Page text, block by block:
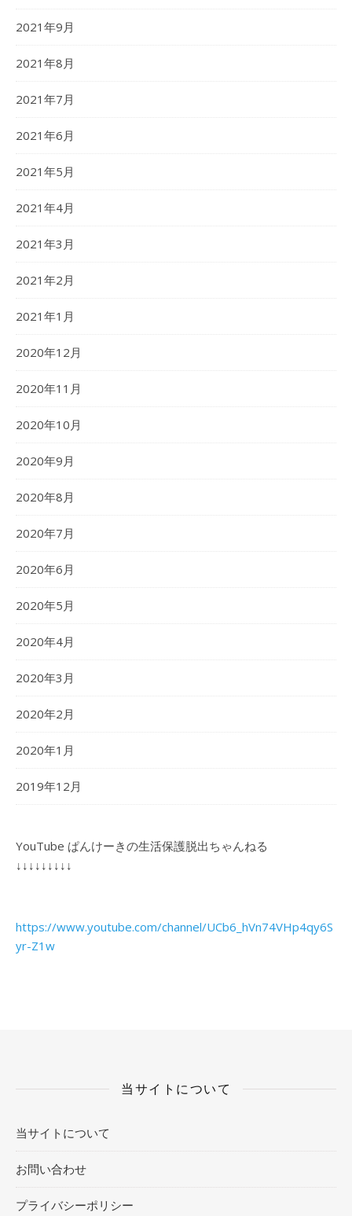
2021年9月
2021年8月
2021年7月
2021年6月
2021年5月
2021年4月
2021年3月
2021年2月
2021年1月
2020年12月
2020年11月
2020年10月
2020年9月
2020年8月
2020年7月
2020年6月
2020年5月
2020年4月
2020年3月
2020年2月
2020年1月
2019年12月
YouTube ぱんけーきの生活保護脱出ちゃんねる
↓↓↓↓↓↓↓↓↓
https://www.youtube.com/channel/UCb6_hVn74VHp4qy6S
yr-Z1w
当サイトについて
当サイトについて
お問い合わせ
プライバシーポリシー